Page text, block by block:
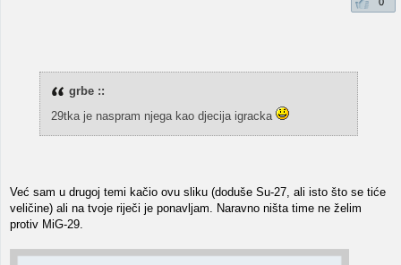
grbe ::
29tka je naspram njega kao djecija igracka
Već sam u drugoj temi kačio ovu sliku (doduše Su-27, ali isto što se tiće
veličine) ali na tvoje riječi je ponavljam. Naravno ništa time ne želim
protiv MiG-29.